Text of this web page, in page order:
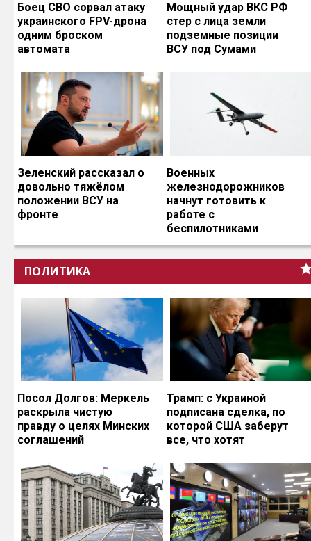
Боец СВО сорвал атаку
украинского FPV-дрона
одним броском
автомата
Мощный удар ВКС РФ
стер с лица земли
подземные позиции
ВСУ под Сумами
Зеленский рассказал о
довольно тяжёлом
положении ВСУ на
фронте
Военных
железнодорожников
начнут готовить к
работе с
беспилотниками
ПОЛИТИКА
Посол Долгов: Меркель
раскрыла чистую
правду о целях Минских
соглашений
Трамп: с Украиной
подписана сделка, по
которой США заберут
все, что хотят